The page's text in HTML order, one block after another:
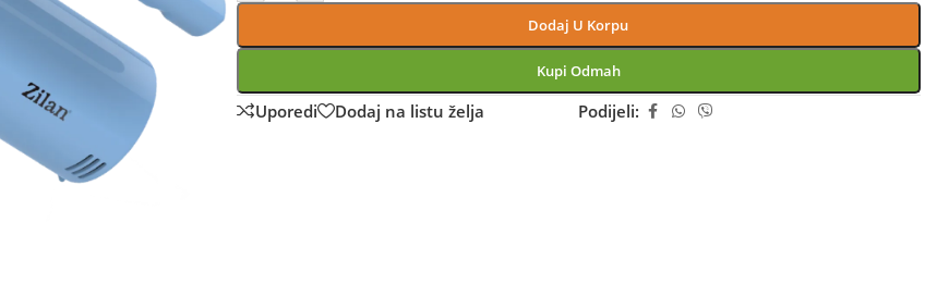
Dodaj U Korpu
Kupi Odmah
Uporedi Dodaj na listu želja Podijeli: